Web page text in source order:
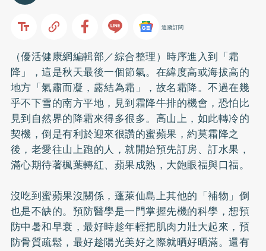
追蹤訂閱
（優活健康網編輯部／綜合整理）時序進入到「霜
降」，這是秋天最後一個節氣。在緯度高或海拔高的
地方「氣肅而凝，露結為霜」，故名霜降。不過在幾
乎不下雪的南方平地，見到霜降牛排的機會，恐怕比
見到自然界的降霜來得多很多。高山上，如此轉冷的
契機，倒是有利於迎來很讚的蜜蘋果，約莫霜降之
後，老愛往山上跑的人，就開始預先訂房、訂水果，
滿心期待著楓葉轉紅、蘋果成熟，大飽眼福與口福。
沒吃到蜜蘋果沒關係，蓬萊仙島上其他的「補物」倒
也是不缺的。預防醫學是一門掌握先機的科學，想預
防中暑和早衰，最好時趁年輕把肌肉力壯大起來，預
防骨質疏鬆，最好趁陽光美好之際就晒好晒滿。還有